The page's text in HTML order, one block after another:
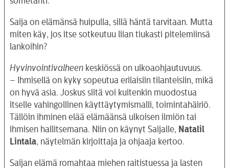
Saija on elämänsä huipulla, sillä häntä tarvitaan. Mutta
miten käy, jos itse sotkeutuu liian tiukasti pitelemiinsä
lankoihin?
Hyvinvointivalheen keskiössä on ulkoaohjautuvuus.
– Ihmisellä on kyky sopeutua erilaisiin tilanteisiin, mikä
on hyvä asia. Joskus siitä voi kuitenkin muodostua
itselle vahingollinen käyttäytymismalli, toimintahäiriö.
Tällöin ihminen elää elämäänsä ulkoisen ilmiön tai
ihmisen hallitsemana. Niin on käynyt Saijalle, Natalil
Lintala, näytelmän kirjoittaja ja ohjaaja kertoo.
Saijan elämä romahtaa miehen raitistuessa ja lasten